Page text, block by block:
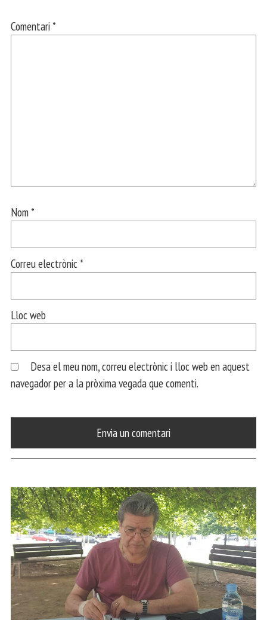
Comentari *
Nom *
Correu electrònic *
Lloc web
Desa el meu nom, correu electrònic i lloc web en aquest
navegador per a la pròxima vegada que comenti.